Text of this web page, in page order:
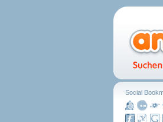
Social